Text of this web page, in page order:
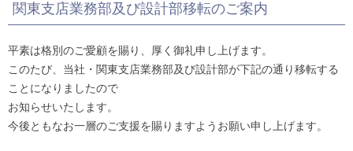
関東支店業務部及び設計部移転のご案内
平素は格別のご愛顧を賜り、厚く御礼申し上げます。
このたび、当社・関東支店業務部及び設計部が下記の通り移転する
ことになりましたので
お知らせいたします。
今後ともなお一層のご支援を賜りますようお願い申し上げます。